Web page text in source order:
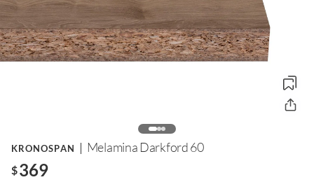
KRONOSPAN Melamina Darkford 60
$369